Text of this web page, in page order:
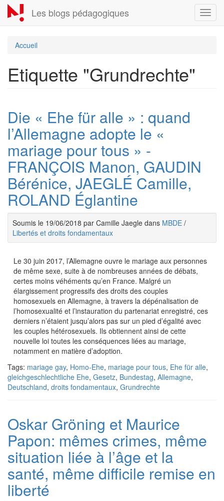
Aller
au
contenu
Les blogs pédagogiques
Accueil
Etiquette "Grundrechte"
Die « Ehe für alle » : quand
l’Allemagne adopte le «
mariage pour tous » -
FRANÇOIS Manon, GAUDIN
Bérénice, JAEGLÉ Camille,
ROLAND Églantine
Soumis le 19/06/2018 par Camille Jaegle dans MBDE /
Libertés et droits fondamentaux
Le 30 juin 2017, l’Allemagne ouvre le mariage aux personnes
de même sexe, suite à de nombreuses années de débats,
certes moins véhéments qu’en France. Malgré un
élargissement progressifs des droits des couples
homosexuels en Allemagne, à travers la dépénalisation de
l’homosexualité et l’instauration du partenariat enregistré, ces
derniers n’étaient jusqu’alors pas sur un pied d’égalité avec
les couples hétérosexuels. Ils obtiennent ainsi de cette
nouvelle loi toutes les conséquences liées au mariage,
notamment en matière d’adoption.
Tags: mariage gay, Homo-Ehe, mariage pour tous, Ehe für alle,
gleichgeschlechtliche Ehe, Gesetz, Bundestag, Allemagne,
Deutschland, droits fondamentaux, Grundrechte
Oskar Gröning et Maurice
Papon: mêmes crimes, même
situation liée à l’âge et la
santé, même difficile remise en
liberté